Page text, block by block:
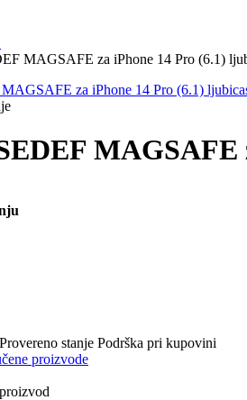
MAGSAFE za iPhone 14 Pro (6.1)
MAGSAFE
Provereno stanje Podrška pri kupovini
proizvode